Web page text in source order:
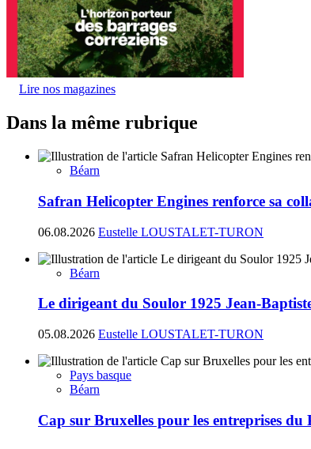
Lire nos magazines
Dans la même rubrique
Béarn
Safran Helicopter Engines renforce sa
06.08.2026 Eustelle LOUSTALET-TURON
Béarn
Le dirigeant du Soulor 1925 Jean-
05.08.2026 Eustelle LOUSTALET-TURON
Pays basque
Béarn
Cap sur Bruxelles pour les entreprises du